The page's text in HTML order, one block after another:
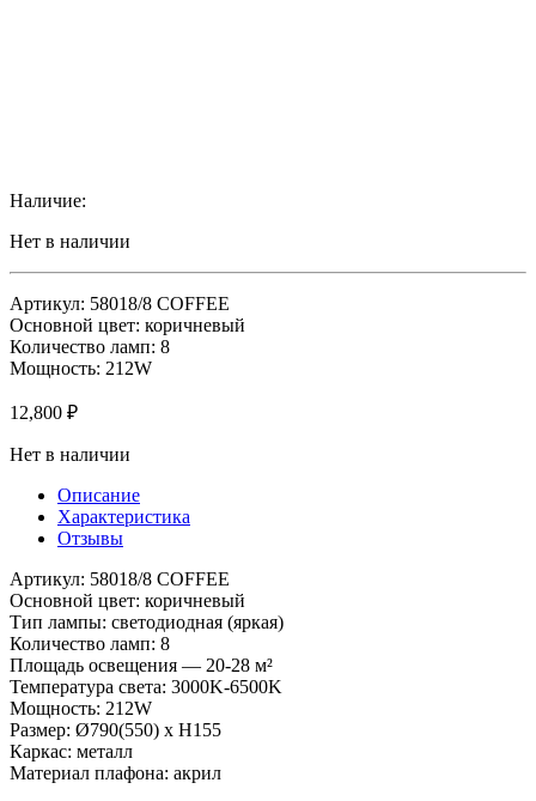
Наличие:
Нет в наличии
Артикул: 58018/8 COFFEE
Основной цвет: коричневый
Количество ламп: 8
Мощность: 212W
12,800 ₽
Нет в наличии
Описание
Характеристика
Отзывы
Артикул: 58018/8 COFFEE
Основной цвет: коричневый
Тип лампы: светодиодная (яркая)
Количество ламп: 8
Площадь освещения — 20-28 м²
Температура света: 3000K-6500K
Мощность: 212W
Размер: Ø790(550) x H155
Каркас: металл
Материал плафона: акрил